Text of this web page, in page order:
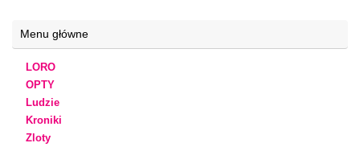
Menu główne
LORO
OPTY
Ludzie
Kroniki
Zloty